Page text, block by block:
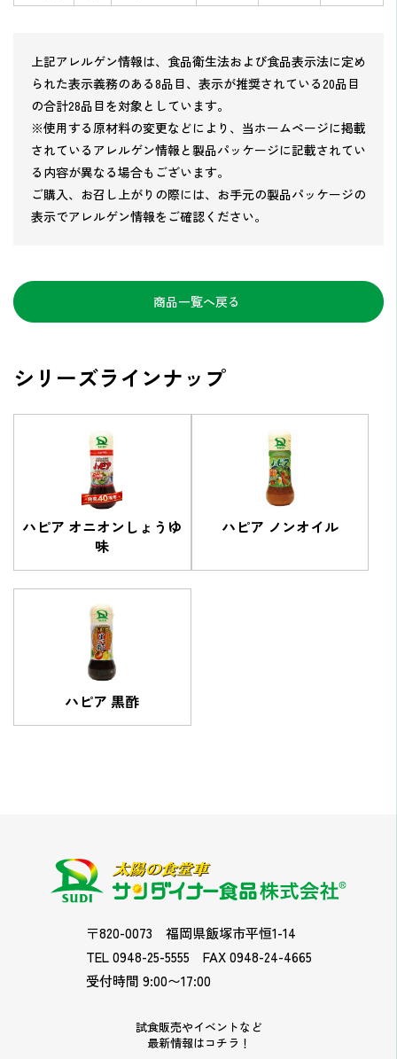
上記アレルゲン情報は、食品衛生法および食品表示法に定め
られた表示義務のある8品目、表示が推奨されている20品目
の合計28品目を対象としています。
※使用する原材料の変更などにより、当ホームページに掲載
されているアレルゲン情報と製品パッケージに記載されてい
る内容が異なる場合もございます。
ご購入、お召し上がりの際には、お手元の製品パッケージの
表示でアレルゲン情報をご確認ください。
商品一覧へ戻る
シリーズラインナップ
ハピア オニオンしょうゆ
味
ハピア ノンオイル
ハピア 黒酢
〒820-0073 福岡県飯塚市平恒1-14
TEL 0948-25-5555 FAX 0948-24-4665
受付時間 9:00〜17:00
試食販売やイベントなど
最新情報はコチラ！